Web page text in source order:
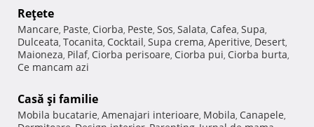
Reţete
Mancare, Paste, Ciorba, Peste, Sos, Salata, Cafea, Supa,
Dulceata, Tocanita, Cocktail, Supa crema, Aperitive, Desert,
Maioneza, Pilaf, Ciorba perisoare, Ciorba pui, Ciorba burta,
Ce mancam azi
Casă şi familie
Mobila bucatarie, Amenajari interioare, Mobila, Canapele,